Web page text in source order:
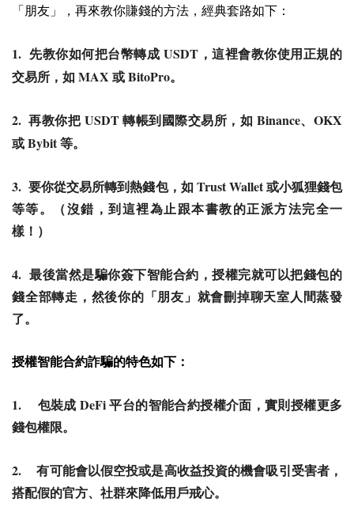
「朋友」，再來教你賺錢的方法，經典套路如下：
1. 先教你如何把台幣轉成USDT ，這裡會教你使用正規的
交易所，如 MAX 或 BitoPro。
2. 再教你把 USDT轉帳到國際交易所，如 Binance、OKX
或 Bybit等。
3.要你從交易所轉到熱錢包，如 Trust Wallet或小狐狸錢包
等等。（沒錯，到這裡為止跟本書教的正派方法完全一
樣！）
4.最後當然是騙你簽下智能合約，授權完就可以把錢包的
錢全部轉走，然後你的「朋友」就會刪掉聊天室人間蒸發
了。
授權智能合約詐騙的特色如下：
1. 包裝成DeFi 平台的智能合約授權介面，實則授權更多
錢包權限。
2.有可能會以假空投或是高收益投資的機會吸引受害者，
搭配假的官方、社群來降低用戶戒心。